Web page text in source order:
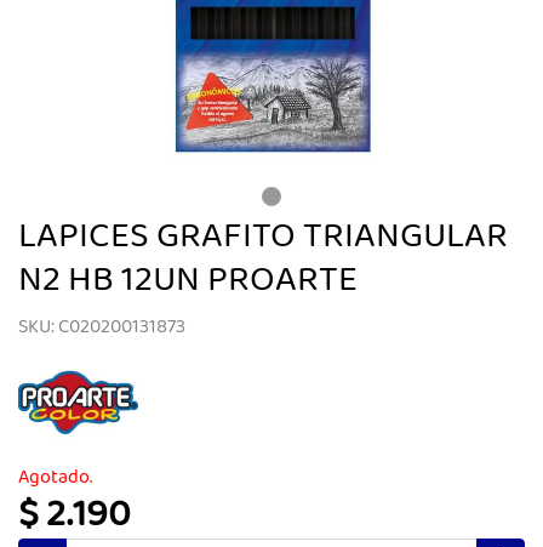
LAPICES GRAFITO TRIANGULAR
N2 HB 12UN PROARTE
SKU: C020200131873
Agotado.
$ 2.190